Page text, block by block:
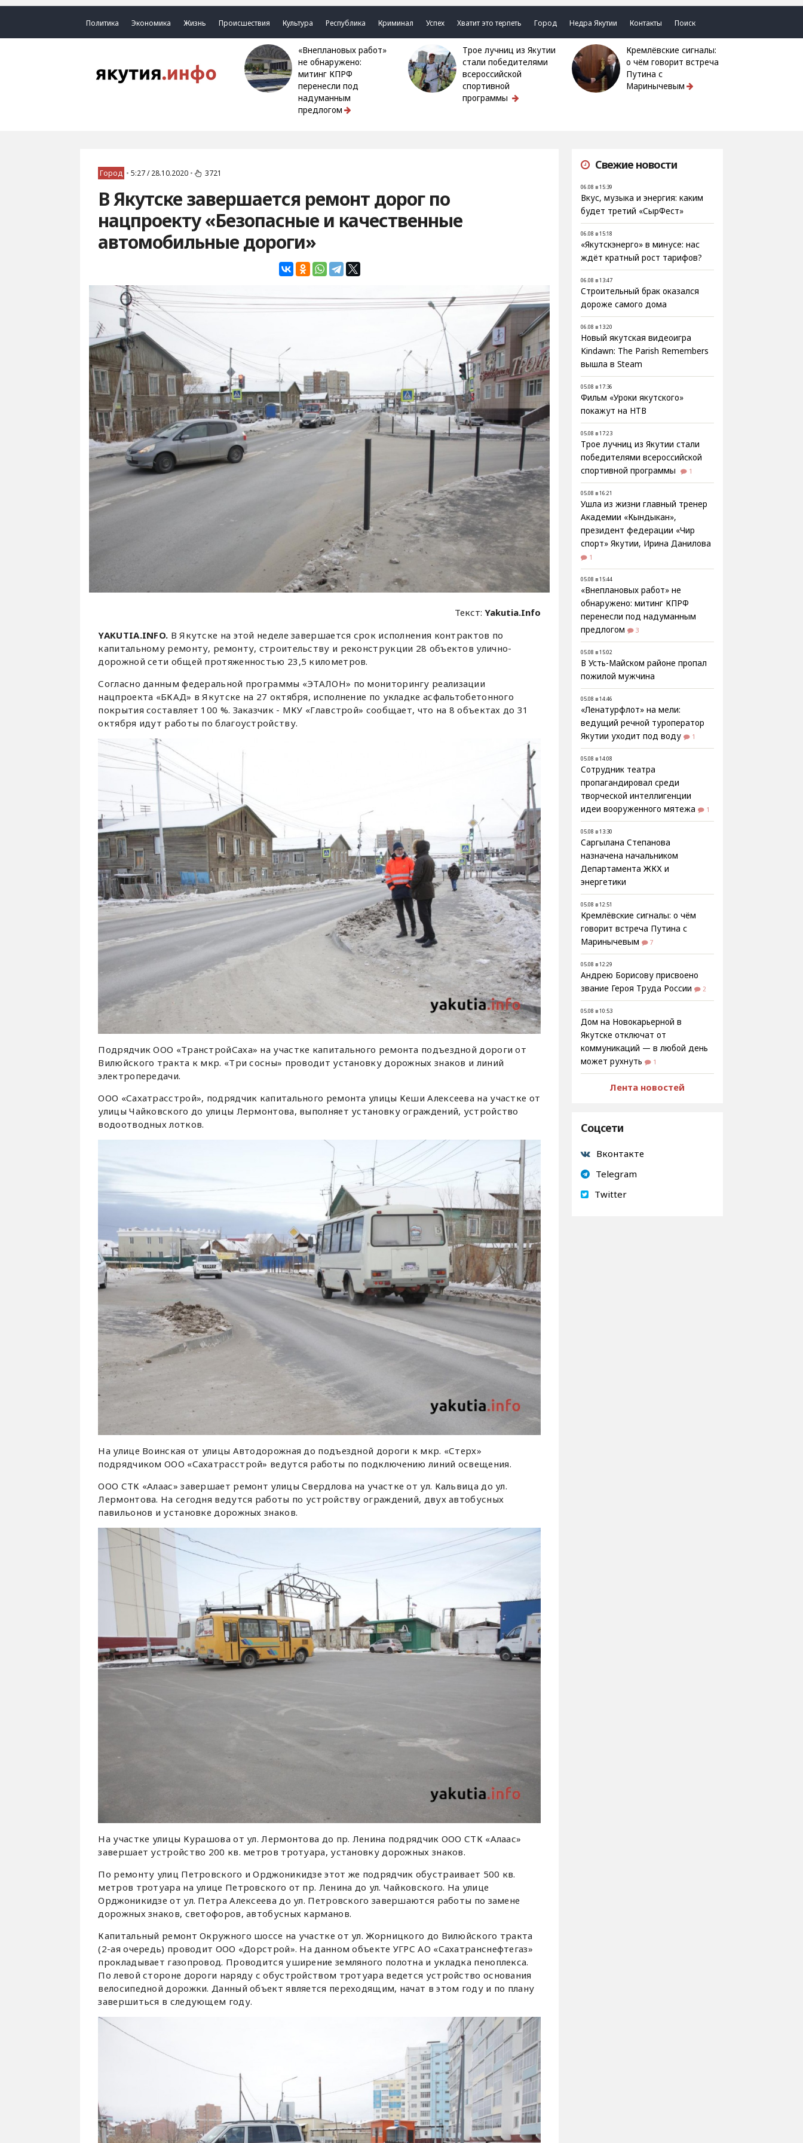
Политика Экономика Жизнь Происшествия Культура Республика Криминал Успех Хватит это терпеть Город Недра Якутии Контакты Поиск
«Внеплановых работ»
не обнаружено:
митинг КПРФ
перенесли под
надуманным
предлогом
Трое лучниц из Якутии
стали победителями
всероссийской
спортивной
программы
Кремлёвские сигналы:
о чём говорит встреча
Путина с
Маринычевым
Город • 5:27 / 28.10.2020 • 3721
В Якутске завершается ремонт дорог по
нацпроекту «Безопасные и качественные
автомобильные дороги»
Текст:Yakutia.Info
YAKUTIA.INFO. В Якутске на этой неделе завершается срок исполнения контрактов по
капитальному ремонту, ремонту, строительству и реконструкции 28 объектов улично-
дорожной сети общей протяженностью 23,5 километров.
Согласно данным федеральной программы «ЭТАЛОН» по мониторингу реализации
нацпроекта «БКАД» в Якутске на 27 октября, исполнение по укладке асфальтобетонного
покрытия составляет 100 %. Заказчик - МКУ «Главстрой» сообщает, что на 8 объектах до 31
октября идут работы по благоустройству.
Подрядчик ООО «ТранстройСаха» на участке капитального ремонта подъездной дороги от
Вилюйского тракта к мкр. «Три сосны» проводит установку дорожных знаков и линий
электропередачи.
ООО «Сахатрасстрой», подрядчик капитального ремонта улицы Кеши Алексеева на участке от
улицы Чайковского до улицы Лермонтова, выполняет установку ограждений, устройство
водоотводных лотков.
На улице Воинская от улицы Автодорожная до подъездной дороги к мкр. «Стерх»
подрядчиком ООО «Сахатрасстрой» ведутся работы по подключению линий освещения.
ООО СТК «Алаас» завершает ремонт улицы Свердлова на участке от ул. Кальвица до ул.
Лермонтова. На сегодня ведутся работы по устройству ограждений, двух автобусных
павильонов и установке дорожных знаков.
На участке улицы Курашова от ул. Лермонтова до пр. Ленина подрядчик ООО СТК «Алаас»
завершает устройство 200 кв. метров тротуара, установку дорожных знаков.
По ремонту улиц Петровского и Орджоникидзе этот же подрядчик обустраивает 500 кв.
метров тротуара на улице Петровского от пр. Ленина до ул. Чайковского. На улице
Орджоникидзе от ул. Петра Алексеева до ул. Петровского завершаются работы по замене
дорожных знаков, светофоров, автобусных карманов.
Капитальный ремонт Окружного шоссе на участке от ул. Жорницкого до Вилюйского тракта
(2-ая очередь) проводит ООО «Дорстрой». На данном объекте УГРС АО «Сахатранснефтегаз»
прокладывает газопровод. Проводится уширение земляного полотна и укладка пеноплекса.
По левой стороне дороги наряду с обустройством тротуара ведется устройство основания
велосипедной дорожки. Данный объект является переходящим, начат в этом году и по плану
завершиться в следующем году.
Свежие новости
06.08 в 15:39
Вкус, музыка и энергия: каким
будет третий «СырФест»
06.08 в 15:18
«Якутскэнерго» в минусе: нас
ждёт кратный рост тарифов?
06.08 в 13:47
Строительный брак оказался
дороже самого дома
06.08 в 13:20
Новый якутская видеоигра
Kindawn: The Parish Remembers
вышла в Steam
05.08 в 17:36
Фильм «Уроки якутского»
покажут на НТВ
05.08 в 17:23
Трое лучниц из Якутии стали
победителями всероссийской
спортивной программы
1
05.08 в 16:21
Ушла из жизни главный тренер
Академии «Кындыкан»,
президент федерации «Чир
спорт» Якутии, Ирина Данилова
1
05.08 в 15:44
«Внеплановых работ» не
обнаружено: митинг КПРФ
перенесли под надуманным
предлогом
3
05.08 в 15:02
В Усть-Майском районе пропал
пожилой мужчина
05.08 в 14:46
«Ленатурфлот» на мели:
ведущий речной туроператор
Якутии уходит под воду
1
05.08 в 14:08
Сотрудник театра
пропагандировал среди
творческой интеллигенции
идеи вооруженного мятежа
1
05.08 в 13:30
Саргылана Степанова
назначена начальником
Департамента ЖКХ и
энергетики
05.08 в 12:51
Кремлёвские сигналы: о чём
говорит встреча Путина с
Маринычевым
7
05.08 в 12:29
Андрею Борисову присвоено
звание Героя Труда России
2
05.08 в 10:53
Дом на Новокарьерной в
Якутске отключат от
коммуникаций — в любой день
может рухнуть
1
Лента новостей
Соцсети
Вконтакте
Telegram
Twitter